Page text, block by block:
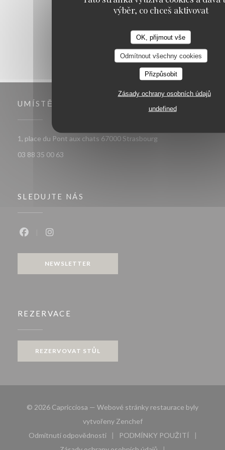
výběr, co chceš aktivovat
OK, přijmout vše
Odmítnout všechny cookies
Přizpůsobit
Zásady ochrany osobních údajů
undefined
UMÍSTĚNÍ
1, place du Pont aux chats 67000 Strasbourg
03 88 35 00 63
SLEDUJTE NÁS
NEWSLETTER
REZERVACE
REZERVOVAT STŮL
© 2026 Capricciosa — Webové stránky restaurace byly
vytvořeny Zenchef((otevře se v novém okně))
Odmítnutí odpovědnosti
((otevře se v novém okně))
PODMÍNKY POUŽITÍ
((otevře se v novém